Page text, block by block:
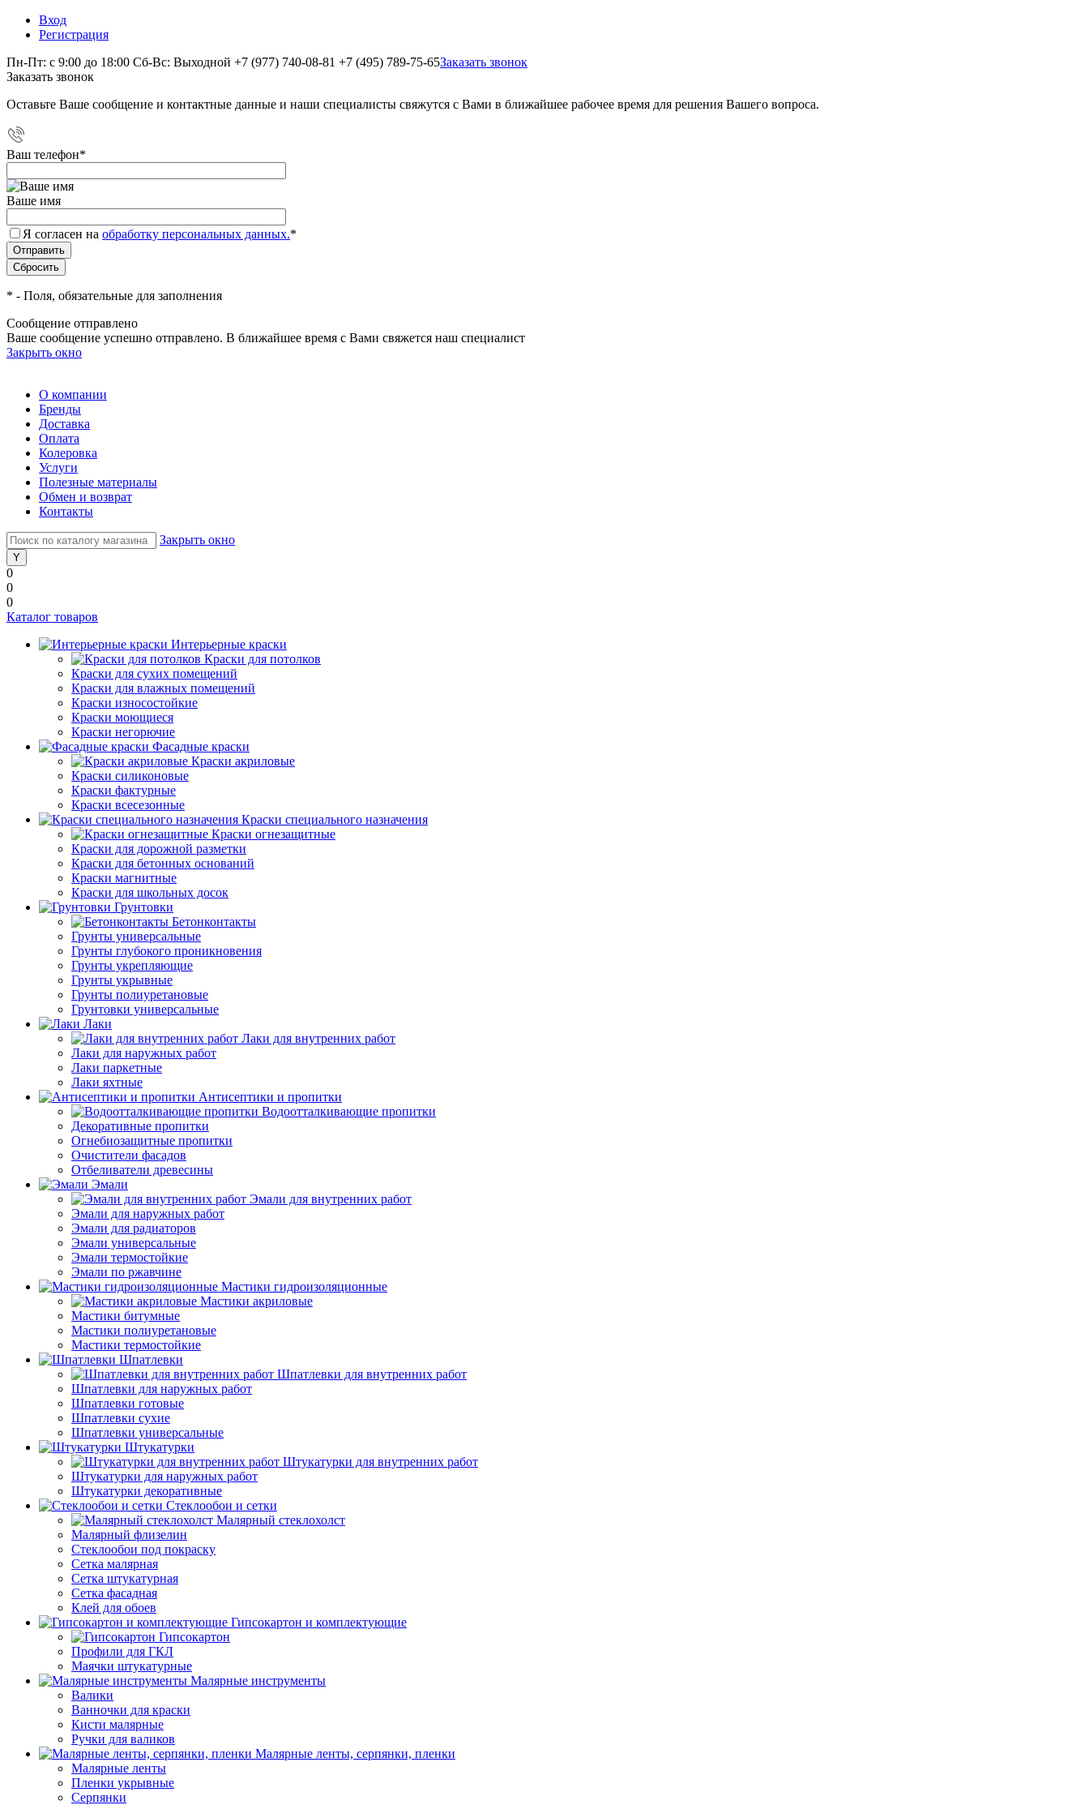
Вход
Регистрация
Пн-Пт: с 9:00 до 18:00 Сб-Вс: Выходной +7 (977) 740-08-81 +7 (495) 789-75-65Заказать звонок
Заказать звонок
Оставьте Ваше сообщение и контактные данные и наши специалисты свяжутся с Вами в ближайшее рабочее время для решения Вашего вопроса.
Ваш телефон*
Ваше имя
Я согласен на обработку персональных данных.*
* - Поля, обязательные для заполнения
Сообщение отправлено
Ваше сообщение успешно отправлено. В ближайшее время с Вами свяжется наш специалист
Закрыть окно
О компании
Бренды
Доставка
Оплата
Колеровка
Услуги
Полезные материалы
Обмен и возврат
Контакты
Закрыть окно
0
0
0
Каталог товаров
Интерьерные краски
Краски для потолков
Краски для сухих помещений
Краски для влажных помещений
Краски износостойкие
Краски моющиеся
Краски негорючие
Фасадные краски
Краски акриловые
Краски силиконовые
Краски фактурные
Краски всесезонные
Краски специального назначения
Краски огнезащитные
Краски для дорожной разметки
Краски для бетонных оснований
Краски магнитные
Краски для школьных досок
Грунтовки
Бетонконтакты
Грунты универсальные
Грунты глубокого проникновения
Грунты укрепляющие
Грунты укрывные
Грунты полиуретановые
Грунтовки универсальные
Лаки
Лаки для внутренних работ
Лаки для наружных работ
Лаки паркетные
Лаки яхтные
Антисептики и пропитки
Водоотталкивающие пропитки
Декоративные пропитки
Огнебиозащитные пропитки
Очистители фасадов
Отбеливатели древесины
Эмали
Эмали для внутренних работ
Эмали для наружных работ
Эмали для радиаторов
Эмали универсальные
Эмали термостойкие
Эмали по ржавчине
Мастики гидроизоляционные
Мастики акриловые
Мастики битумные
Мастики полиуретановые
Мастики термостойкие
Шпатлевки
Шпатлевки для внутренних работ
Шпатлевки для наружных работ
Шпатлевки готовые
Шпатлевки сухие
Шпатлевки универсальные
Штукатурки
Штукатурки для внутренних работ
Штукатурки для наружных работ
Штукатурки декоративные
Стеклообои и сетки
Малярный стеклохолст
Малярный флизелин
Стеклообои под покраску
Сетка малярная
Сетка штукатурная
Сетка фасадная
Клей для обоев
Гипсокартон и комплектующие
Гипсокартон
Профили для ГКЛ
Маячки штукатурные
Малярные инструменты
Валики
Ванночки для краски
Кисти малярные
Ручки для валиков
Малярные ленты, серпянки, пленки
Малярные ленты
Пленки укрывные
Серпянки